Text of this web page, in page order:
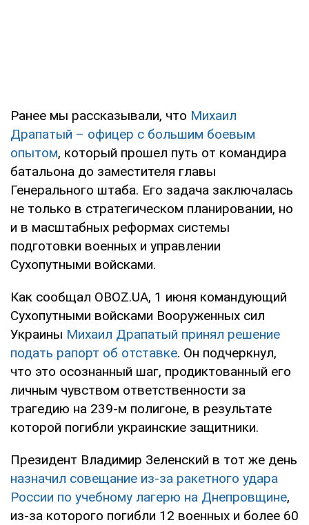
Ранее мы рассказывали, что Михаил
Драпатый – офицер с большим боевым
опытом, который прошел путь от командира
батальона до заместителя главы
Генерального штаба. Его задача заключалась
не только в стратегическом планировании, но
и в масштабных реформах системы
подготовки военных и управлении
Сухопутными войсками.
Как сообщал OBOZ.UA, 1 июня командующий
Сухопутными войсками Вооруженных сил
Украины Михаил Драпатый принял решение
подать рапорт об отставке. Он подчеркнул,
что это осознанный шаг, продиктованный его
личным чувством ответственности за
трагедию на 239-м полигоне, в результате
которой погибли украинские защитники.
Президент Владимир Зеленский в тот же день
назначил совещание из-за ракетного удара
России по учебному лагерю на Днепровщине,
из-за которого погибли 12 военных и более 60